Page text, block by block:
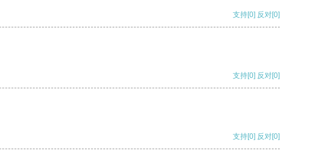
支持[0] 反对[0]
支持[0] 反对[0]
支持[0] 反对[0]